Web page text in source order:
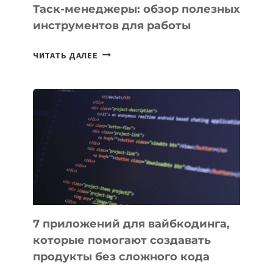
Таск-менеджеры: обзор полезных
инструментов для работы
ЧИТАТЬ ДАЛЕЕ ТАСК-
ПОЛЕЗНЫХ
ИНСТРУМЕНТОВ
ДЛЯ
РАБОТЫ
7 приложений для вайбкодинга,
которые помогают создавать
продукты без сложного кода